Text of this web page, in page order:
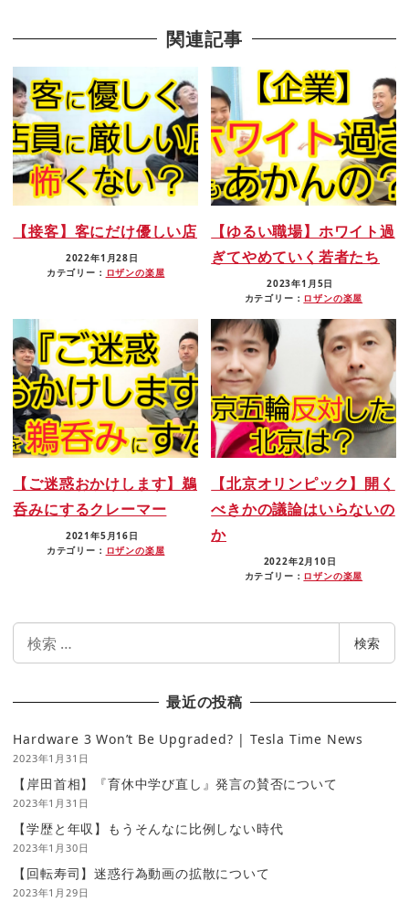
関連記事
【接客】客にだけ優しい店
2022年1月28日
カテゴリー： ロザンの楽屋
【ゆるい職場】ホワイト過
ぎてやめていく若者たち
2023年1月5日
カテゴリー： ロザンの楽屋
【ご迷惑おかけします】鵜
呑みにするクレーマー
2021年5月16日
カテゴリー： ロザンの楽屋
【北京オリンピック】開く
べきかの議論はいらないの
か
2022年2月10日
カテゴリー： ロザンの楽屋
検索
最近の投稿
Hardware 3 Won’t Be Upgraded? | Tesla Time News
2023年1月31日
【岸田首相】『育休中学び直し』発言の賛否について
2023年1月31日
【学歴と年収】もうそんなに比例しない時代
2023年1月30日
【回転寿司】迷惑行為動画の拡散について
2023年1月29日